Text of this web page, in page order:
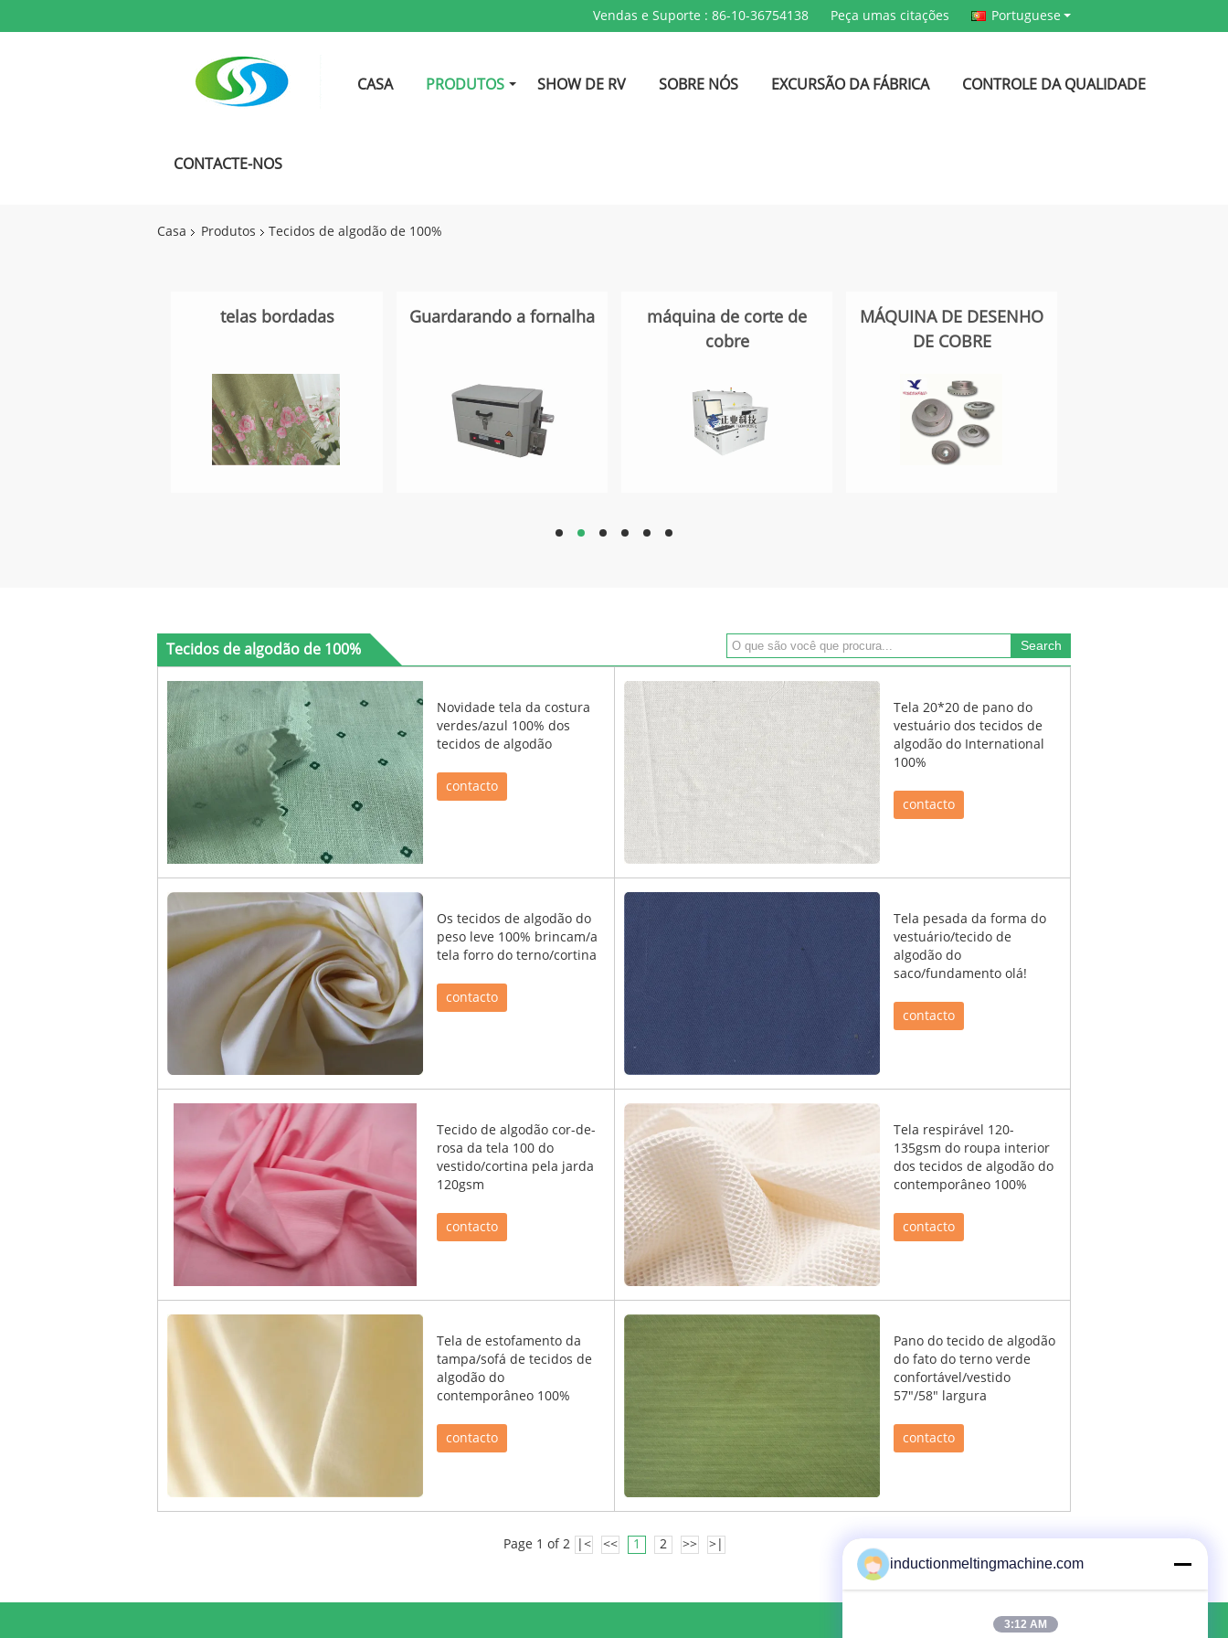
Vendas e Suporte : 86-10-36754138 Peça umas citações Portuguese
CASA PRODUTOS SHOW DE RV SOBRE NÓS EXCURSÃO DA FÁBRICA CONTROLE DA QUALIDADE
CONTACTE-NOS
Casa Produtos Tecidos de algodão de 100%
telas bordadas Guardarando a fornalha
máquina de corte de
cobre
MÁQUINA DE DESENHO
DE COBRE
hd hd hd hd hd hd
Tecidos de algodão de 100%
Novidade tela da costura
verdes/azul 100% dos
tecidos de algodão
contacto
Tela 20*20 de pano do
vestuário dos tecidos de
algodão do International
100%
contacto
Os tecidos de algodão do
peso leve 100% brincam/a
tela forro do terno/cortina
contacto
Tela pesada da forma do
vestuário/tecido de
algodão do
saco/fundamento olá!
contacto
Tecido de algodão cor-de-
rosa da tela 100 do
vestido/cortina pela jarda
120gsm
contacto
Tela respirável 120-
135gsm do roupa interior
dos tecidos de algodão do
contemporâneo 100%
contacto
Tela de estofamento da
tampa/sofá de tecidos de
algodão do
contemporâneo 100%
contacto
Pano do tecido de algodão
do fato do terno verde
confortável/vestido
57"/58" largura
contacto
Page 1 of 2 |< << 1 2 >>
>|
inductionmeltingmachine.com
3:12 AM